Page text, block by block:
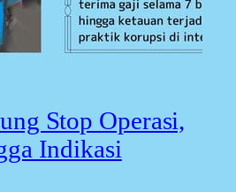
Stop Operasi,
Indikasi